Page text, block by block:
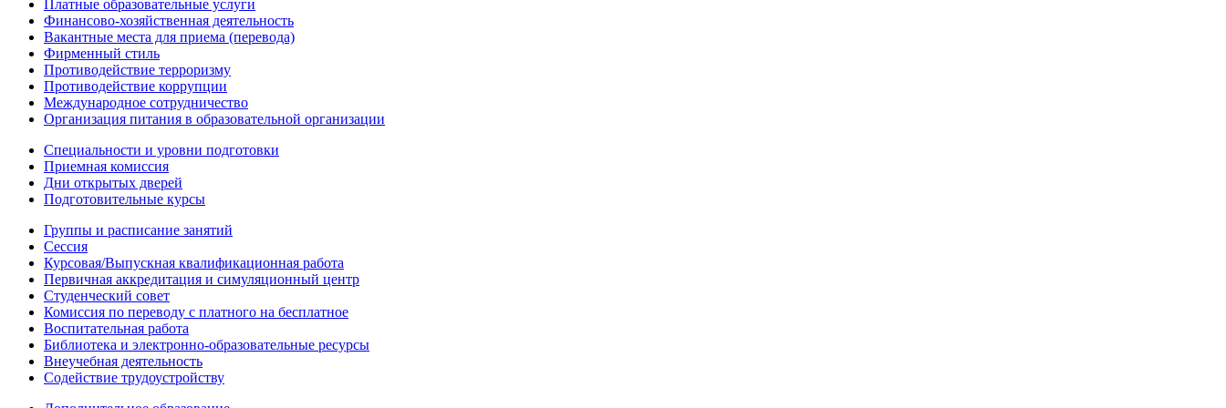
Платные образовательные услуги
Финансово-хозяйственная деятельность
Вакантные места для приема (перевода)
Фирменный стиль
Противодействие терроризму
Противодействие коррупции
Международное сотрудничество
Организация питания в образовательной организации
Специальности и уровни подготовки
Приемная комиссия
Дни открытых дверей
Подготовительные курсы
Группы и расписание занятий
Сессия
Курсовая/Выпускная квалификационная работа
Первичная аккредитация и симуляционный центр
Студенческий совет
Комиссия по переводу с платного на бесплатное
Воспитательная работа
Библиотека и электронно-образовательные ресурсы
Внеучебная деятельность
Содействие трудоустройству